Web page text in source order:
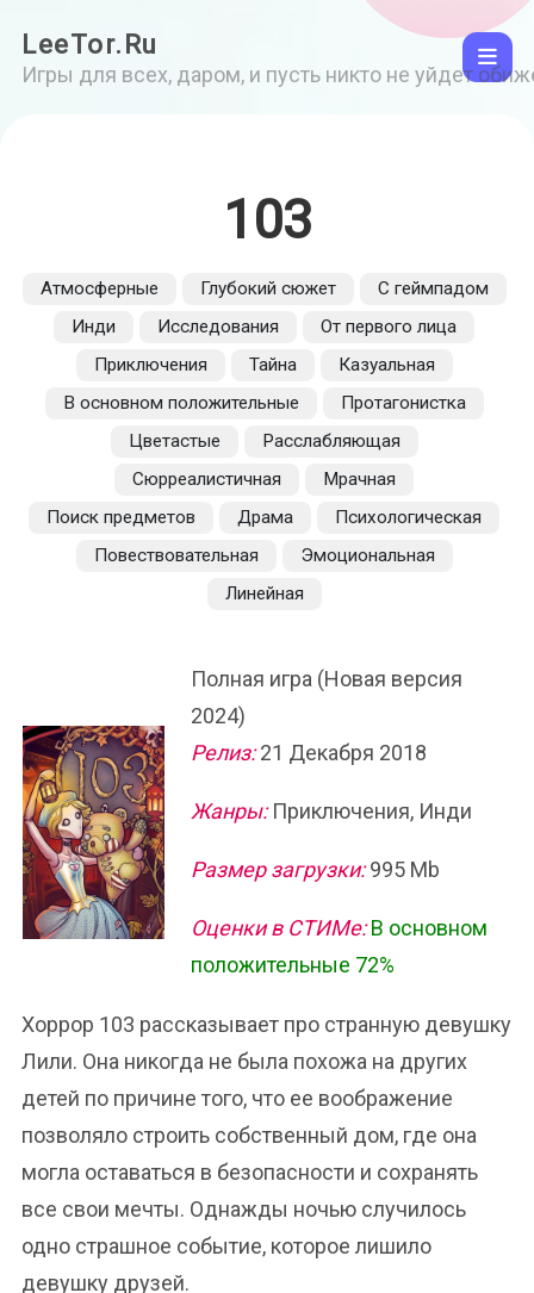
LeeTor.Ru
Игры для всех, даром, и пусть никто не уйдет
103
Атмосферные Глубокий сюжет
С геймпадом
Инди
Исследования
От первого лица
Приключения
Тайна
Казуальная
В основном положительные
Протагонистка
Цветастые
Расслабляющая
Сюрреалистичная
Мрачная
Поиск предметов
Драма
Психологическая
Повествовательная
Эмоциональная
Линейная
Полная игра (Новая версия
2024)
Релиз:21 Декабря 2018
Жанры:Приключения, Инди
Размер загрузки:995 Mb
Оценки в СТИМе: В основном
положительные 72%
Хоррор 103 рассказывает про странную девушку
Лили. Она никогда не была похожа на других
детей по причине того, что ее воображение
позволяло строить собственный дом, где она
могла оставаться в безопасности и сохранять
все свои мечты. Однажды ночью случилось
одно страшное событие, которое лишило
девушку друзей.